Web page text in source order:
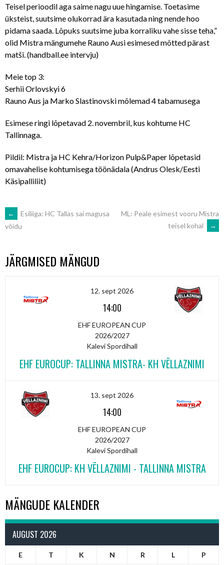
Teisel perioodil aga saime nagu uue hingamise. Toetasime
üksteist, suutsime olukorrad ära kasutada ning nende hoo
pidama saada. Lõpuks suutsime juba korraliku vahe sisse teha,”
olid Mistra mängumehe Rauno Ausi esimesed mõtted pärast
matši. (handball.ee intervju)
Meie top 3:
Serhii Orlovskyi 6
Rauno Aus ja Marko Slastinovski mõlemad 4 tabamusega
Esimese ringi lõpetavad 2. novembril, kus kohtume HC
Tallinnaga.
Pildil: Mistra ja HC Kehra/Horizon Pulp&Paper lõpetasid
omavahelise kohtumisega töönädala (Andrus Olesk/Eesti
Käsipalliliit)
POST
NAVIGATION
←
Esiliiga: HC Tallas sai magusa
võidu
ML: Peale esimest vooru Mistra
teisel kohal
→
JÄRGMISED MÄNGUD
12. sept 2026
14:00
EHF EUROPEAN CUP
2026/2027
Kalevi Spordihall
EHF EUROCUP: TALLINNA MISTRA- KH VËLLAZNIMI
13. sept 2026
14:00
EHF EUROPEAN CUP
2026/2027
Kalevi Spordihall
EHF EUROCUP: KH VËLLAZNIMI - TALLINNA MISTRA
MÄNGUDE KALENDER
AUGUST 2026
E T K N R L P